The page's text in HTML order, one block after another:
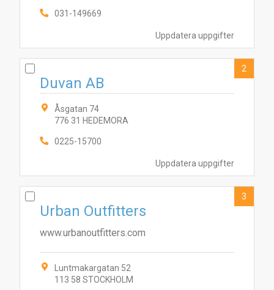
Uppdatera uppgifter
031-149669
Uppdatera uppgifter
Duvan AB
Åsgatan 74
776 31 HEDEMORA
0225-15700
2
Urban Outfitters
www.urbanoutfitters.com
Luntmakargatan 52
113 58 STOCKHOLM
3